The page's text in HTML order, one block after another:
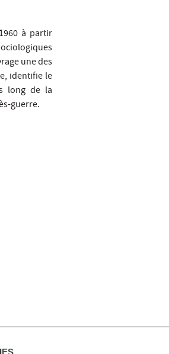
à partir
une des
identifie le
long de la
guerre.